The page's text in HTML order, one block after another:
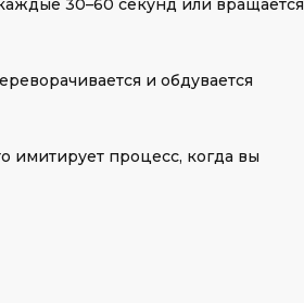
30–60 секунд или вращается
и обдувается
имитирует процесс, когда вы